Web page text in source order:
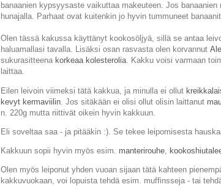
banaanien kypsyysaste vaikuttaa makeuteen. Jos
hunajalla. Parhaat ovat kuitenkin jo hyvin tummuneet
Olen tässä kakussa käyttänyt kookosöljyä, sillä se antaa
haluamallasi tavalla. Lisäksi osan rasvasta olen korvannut
sukurasitteena korkeaa kolesterolia. Kakku voisi varmaan
laittaa.
Eilen leivoin viimeksi tätä kakkua, ja minulla ei ollut
kevyt kermaviilin . Jos sitäkään ei olisi ollut olisin laittanut
n. 220g mutta riittivät oikein hyvin kakkuun.
Eli soveltaa saa - ja pitääkin :). Se tekee leipomisesta
Kakkuun sopii hyvin myös esim. manterirouhe
Olen myös leiponut yhden vuoan sijaan tätä kahteen
kakkuvuokaan, voi lopuista tehdä esim. muffinsseja - tai